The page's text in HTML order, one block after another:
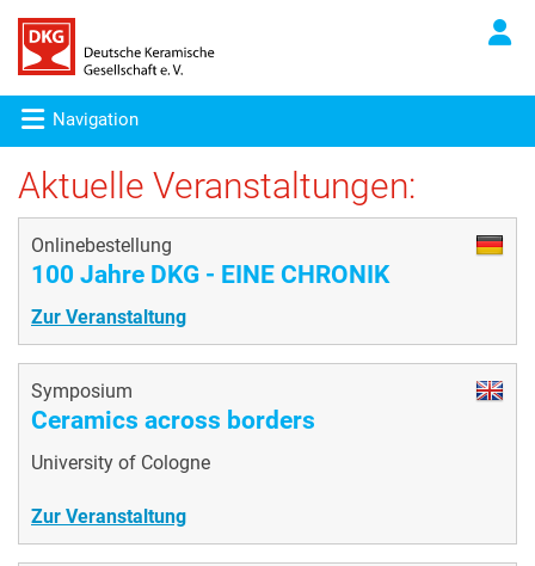
Navigation
Aktuelle Veranstaltungen:
Onlinebestellung
100 Jahre DKG - EINE CHRONIK
Zur Veranstaltung
Symposium
Ceramics across borders
University of Cologne
Zur Veranstaltung